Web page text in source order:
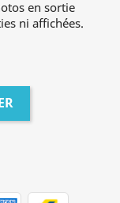
en sortie
ni affichées.